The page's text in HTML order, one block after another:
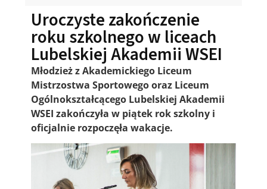
Uroczyste zakończenie
roku szkolnego w liceach
Lubelskiej Akademii WSEI
Młodzież z Akademickiego Liceum
Mistrzostwa Sportowego oraz Liceum
Ogólnokształcącego Lubelskiej Akademii
WSEI zakończyła w piątek rok szkolny i
oficjalnie rozpoczęła wakacje.